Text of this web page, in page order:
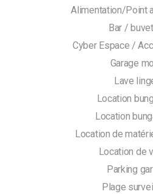
Alimentation/Point
Bar /
Cyber Espace /
Garage
Lave
Location
Location
Location de
Location de
Parking
Plage